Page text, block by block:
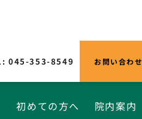
045-353-8549 お問い合わせ
初めての方へ 院内案内